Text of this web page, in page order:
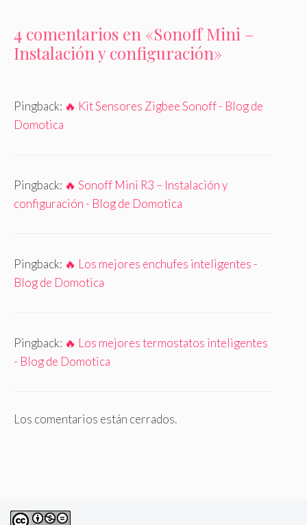
4 comentarios en «Sonoff Mini –
Instalación y configuración»
Pingback: 🔥 Kit Sensores Zigbee Sonoff - Blog de
Domotica
Pingback: 🔥 Sonoff Mini R3 – Instalación y
configuración - Blog de Domotica
Pingback: 🔥 Los mejores enchufes inteligentes -
Blog de Domotica
Pingback: 🔥 Los mejores termostatos inteligentes
- Blog de Domotica
Los comentarios están cerrados.